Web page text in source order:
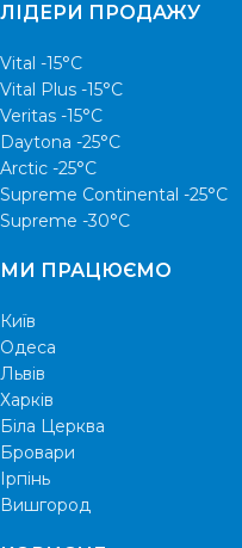
ЛІДЕРИ ПРОДАЖУ
Vital -15°С
Vital Plus -15°C
Veritas -15°С
Daytona -25°С
Arctic -25°С
Supreme Continental -25°С
Supreme -30°С
МИ ПРАЦЮЄМО
Київ
Одеса
Львів
Харків
Біла Церква
Бровари
Ірпінь
Вишгород